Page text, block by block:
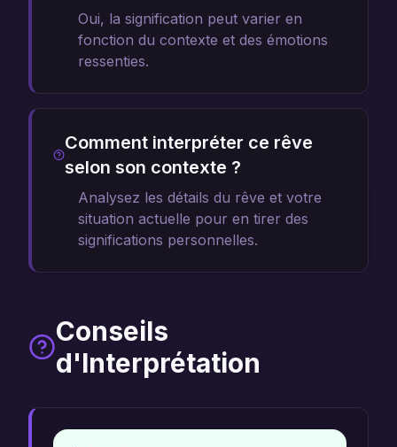
Oui, la signification peut varier en
fonction du contexte et des émotions
ressenties.
Comment interpréter ce rêve
selon son contexte ?
Analysez les détails du rêve et votre
situation actuelle pour en tirer des
significations personnelles.
Conseils
d'Interprétation